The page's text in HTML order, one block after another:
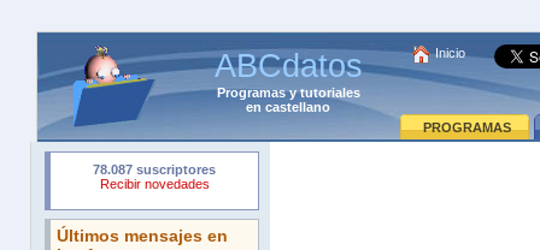
ABCdatos
Programasytutoriales
en castellano
Inicio
PROGRAMAS